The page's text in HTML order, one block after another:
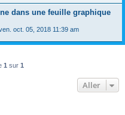
dans une feuille graphique
oct. 05, 2018 11:39 am
1 sur 1
Aller